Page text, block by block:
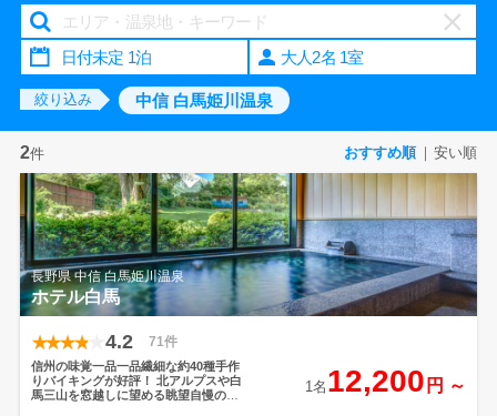
大人2名 1室
絞り込み 中信 白馬姫川温泉
2件 おすすめ順 安い順
長野県 中信 白馬姫川温泉
ホテル白馬
4.2 71件
信州の味覚一品一品繊細な約40種手作
りバイキングが好評！ 北アルプスや白
馬三山を窓越しに望める眺望自慢の宿
1名 12,200 円 ～